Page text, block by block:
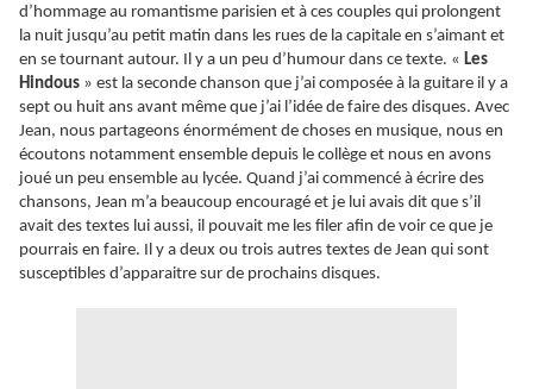
d’hommage au romantisme parisien et à ces couples qui prolongent
la nuit jusqu’au petit matin dans les rues de la capitale en s’aimant et
en se tournant autour. Il y a un peu d’humour dans ce texte. « Les
Hindous » est la seconde chanson que j’ai composée à la guitare il y a
sept ou huit ans avant même que j’ai l’idée de faire des disques. Avec
Jean, nous partageons énormément de choses en musique, nous en
écoutons notamment ensemble depuis le collège et nous en avons
joué un peu ensemble au lycée. Quand j’ai commencé à écrire des
chansons, Jean m’a beaucoup encouragé et je lui avais dit que s’il
avait des textes lui aussi, il pouvait me les filer afin de voir ce que je
pourrais en faire. Il y a deux ou trois autres textes de Jean qui sont
susceptibles d’apparaitre sur de prochains disques.